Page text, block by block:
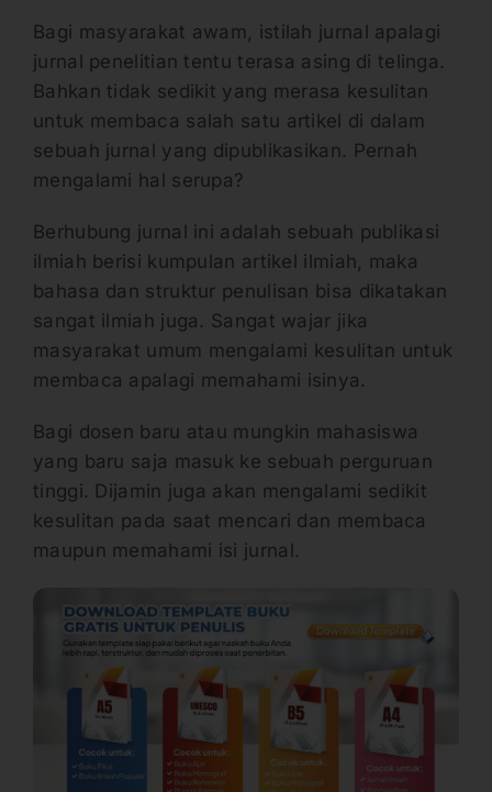
Bagi masyarakat awam, istilah jurnal apalagi
jurnal penelitian tentu terasa asing di telinga.
Bahkan tidak sedikit yang merasa kesulitan
untuk membaca salah satu artikel di dalam
sebuah jurnal yang dipublikasikan. Pernah
mengalami hal serupa?
Berhubung jurnal ini adalah sebuah publikasi
ilmiah berisi kumpulan artikel ilmiah, maka
bahasa dan struktur penulisan bisa dikatakan
sangat ilmiah juga. Sangat wajar jika
masyarakat umum mengalami kesulitan untuk
membaca apalagi memahami isinya.
Bagi dosen baru atau mungkin mahasiswa
yang baru saja masuk ke sebuah perguruan
tinggi. Dijamin juga akan mengalami sedikit
kesulitan pada saat mencari dan membaca
maupun memahami isi jurnal.